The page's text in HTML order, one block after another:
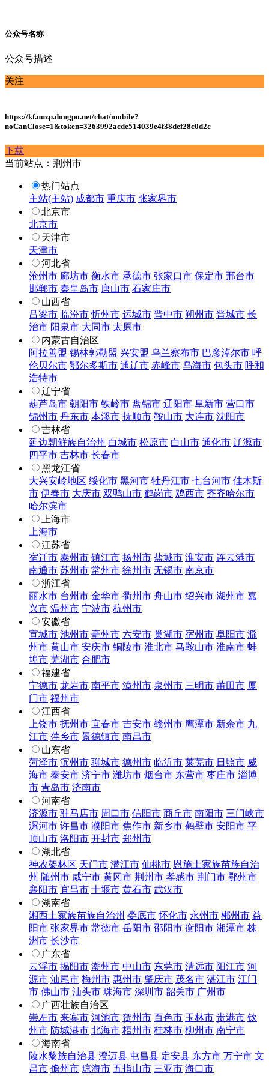
公众号名称
公众号描述
关注
https://kf.uuzp.dongpo.net/chat/mobile?
noCanClose=1&token=3263992acde514039e4f38def28c0d2c
下载
当前站点：荆州市
热门站点
主站(主站) 成都市 重庆市 张家界市
北京市
北京市
天津市
天津市
河北省
沧州市 廊坊市 衡水市 承德市 张家口市 保定市 邢台市
邯郸市 秦皇岛市 唐山市 石家庄市
山西省
吕梁市 临汾市 忻州市 运城市 晋中市 朔州市 晋城市 长
治市 阳泉市 大同市 太原市
内蒙古自治区
阿拉善盟 锡林郭勒盟 兴安盟 乌兰察布市 巴彦淖尔市 呼
伦贝尔市 鄂尔多斯市 通辽市 赤峰市 乌海市 包头市 呼和
浩特市
辽宁省
葫芦岛市 朝阳市 铁岭市 盘锦市 辽阳市 阜新市 营口市
锦州市 丹东市 本溪市 抚顺市 鞍山市 大连市 沈阳市
吉林省
延边朝鲜族自治州 白城市 松原市 白山市 通化市 辽源市
四平市 吉林市 长春市
黑龙江省
大兴安岭地区 绥化市 黑河市 牡丹江市 七台河市 佳木斯
市 伊春市 大庆市 双鸭山市 鹤岗市 鸡西市 齐齐哈尔市
哈尔滨市
上海市
上海市
江苏省
宿迁市 泰州市 镇江市 扬州市 盐城市 淮安市 连云港市
南通市 苏州市 常州市 徐州市 无锡市 南京市
浙江省
丽水市 台州市 金华市 衢州市 舟山市 绍兴市 湖州市 嘉
兴市 温州市 宁波市 杭州市
安徽省
宣城市 池州市 亳州市 六安市 巢湖市 宿州市 阜阳市 滁
州市 黄山市 安庆市 铜陵市 淮北市 马鞍山市 淮南市 蚌
埠市 芜湖市 合肥市
福建省
宁德市 龙岩市 南平市 漳州市 泉州市 三明市 莆田市 厦
门市 福州市
江西省
上饶市 抚州市 宜春市 吉安市 赣州市 鹰潭市 新余市 九
江市 萍乡市 景德镇市 南昌市
山东省
菏泽市 滨州市 聊城市 德州市 临沂市 莱芜市 日照市 威
海市 泰安市 济宁市 潍坊市 烟台市 东营市 枣庄市 淄博
市 青岛市 济南市
河南省
济源市 驻马店市 周口市 信阳市 商丘市 南阳市 三门峡市
漯河市 许昌市 濮阳市 焦作市 新乡市 鹤壁市 安阳市 平
顶山市 洛阳市 开封市 郑州市
湖北省
神农架林区 天门市 潜江市 仙桃市 恩施土家族苗族自治
州 随州市 咸宁市 黄冈市 荆州市 孝感市 荆门市 鄂州市
襄阳市 宜昌市 十堰市 黄石市 武汉市
湖南省
湘西土家族苗族自治州 娄底市 怀化市 永州市 郴州市 益
阳市 张家界市 常德市 岳阳市 邵阳市 衡阳市 湘潭市 株
洲市 长沙市
广东省
云浮市 揭阳市 潮州市 中山市 东莞市 清远市 阳江市 河
源市 汕尾市 梅州市 惠州市 肇庆市 茂名市 湛江市 江门
市 佛山市 汕头市 珠海市 深圳市 韶关市 广州市
广西壮族自治区
崇左市 来宾市 河池市 贺州市 百色市 玉林市 贵港市 钦
州市 防城港市 北海市 梧州市 桂林市 柳州市 南宁市
海南省
陵水黎族自治县 澄迈县 屯昌县 定安县 东方市 万宁市 文
昌市 儋州市 琼海市 五指山市 三亚市 海口市